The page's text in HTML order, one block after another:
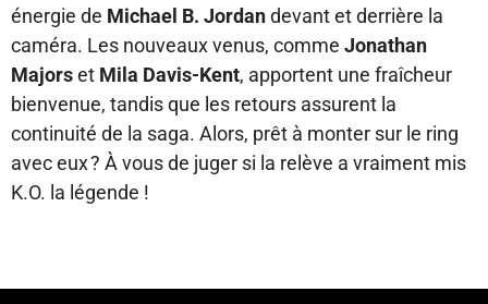
énergie de Michael B. Jordandevant et derrière la
caméra. Les nouveaux venus, comme Jonathan
Majorset Mila Davis-Kent, apportent une fraîcheur
bienvenue, tandis que les retours assurent la
continuité de la saga. Alors, prêt à monter sur le ring
avec eux ? À vous de juger si la relève a vraiment mis
K.O. la légende !